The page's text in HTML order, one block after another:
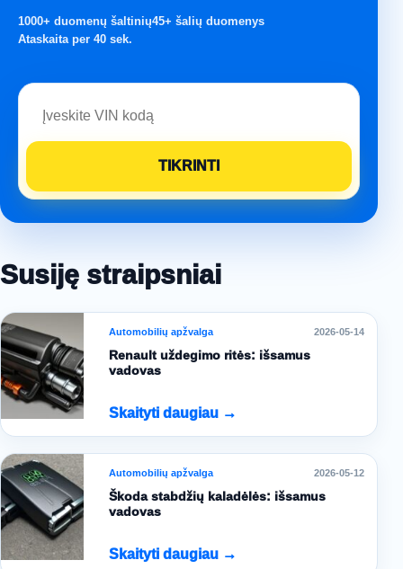
1000+ duomenų šaltinių45+ šalių duomenys
Ataskaita per 40 sek.
Susiję straipsniai
Automobilių apžvalga 2026-05-14
Renault uždegimo ritės: išsamus
vadovas
Skaityti daugiau →
Automobilių apžvalga 2026-05-12
Škoda stabdžių kaladėlės: išsamus
vadovas
Skaityti daugiau →